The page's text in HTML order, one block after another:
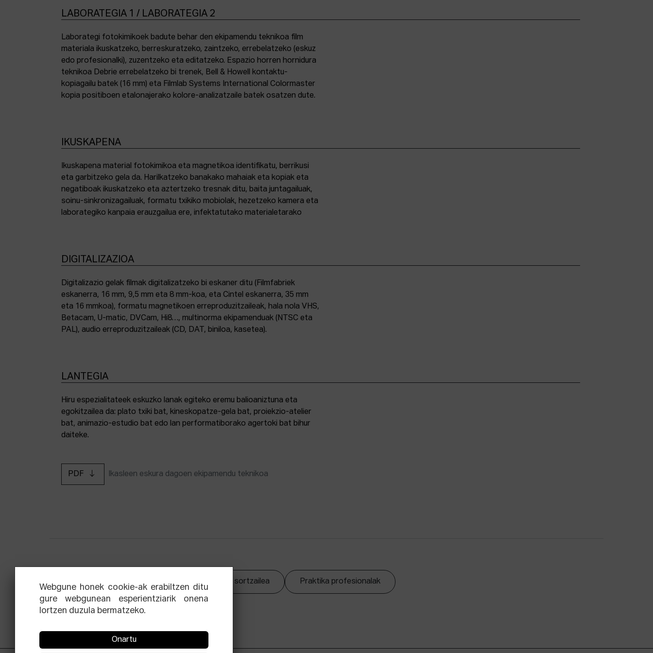
LABORATEGIA 1 / LABORATEGIA 2
Laborategi fotokimikoek badute behar den ekipamendu teknikoa film
materiala ikuskatzeko, berreskuratzeko, zaintzeko, errebelatzeko (eskuz
edo profesionalki), zuzentzeko eta editatzeko. Espazio horren hornidura
teknikoa Debrie errebelatzeko bi trenek, Bell & Howell kontaktu-
kopiagailu batek (16 mm) eta Filmlab Systems International Colormaster
kopia positiboen etalonajerako kolore-analizatzaile batek osatzen dute.
IKUSKAPENA
Ikuskapena material fotokimikoa eta magnetikoa identifikatu, berrikusi
eta garbitzeko gela da. Harilkatzeko banakako mahaiak eta kopiak eta
negatiboak ikuskatzeko eta aztertzeko tresnak ditu, baita juntagailuak,
soinu-sinkronizagailuak, formatu txikiko mobiolak, hezetzeko kamera eta
laborategiko kanpaia erauzgailua ere, infektatutako materialetarako
DIGITALIZAZIOA
Digitalizazio gelak filmak digitalizatzeko bi eskaner ditu (Filmfabriek
eskanerra, 16 mm, 9,5 mm eta 8 mm-koa, eta Cintel eskanerra, 35 mm
eta 16 mmkoa), formatu magnetikoen erreproduzitzaileak, hala nola VHS,
Betacam, U-matic, DVCam, Hi8…, multinorma ekipamenduak (NTSC eta
PAL), audio erreproduzitzaileak (CD, DAT, biniloa, kasetea).
LANTEGIA
Hiru espezialitateek eskuzko lanak egiteko eremu balioaniztuna eta
egokitzailea da: plato txiki bat, kineskopatze-gela bat, proiekzio-atelier
bat, animazio-estudio bat edo lan performatiborako agertoki bat bihur
daiteke.
PDF Ikasleen eskura dagoen ekipamendu teknikoa
Ekoizpen sortzailea Praktika profesionalak
Webgune honek cookie-ak erabiltzen ditu
gure webgunean esperientziarik onena
lortzen duzula bermatzeko.
Onartu